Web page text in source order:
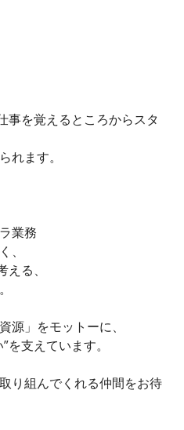
事を覚えるところからスタ
れます。
業務
、
る、
源」をモットーに、
支えています。
り組んでくれる仲間をお待